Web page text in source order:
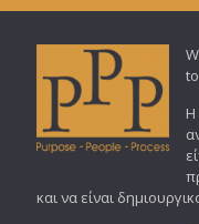
Η
και να είναι